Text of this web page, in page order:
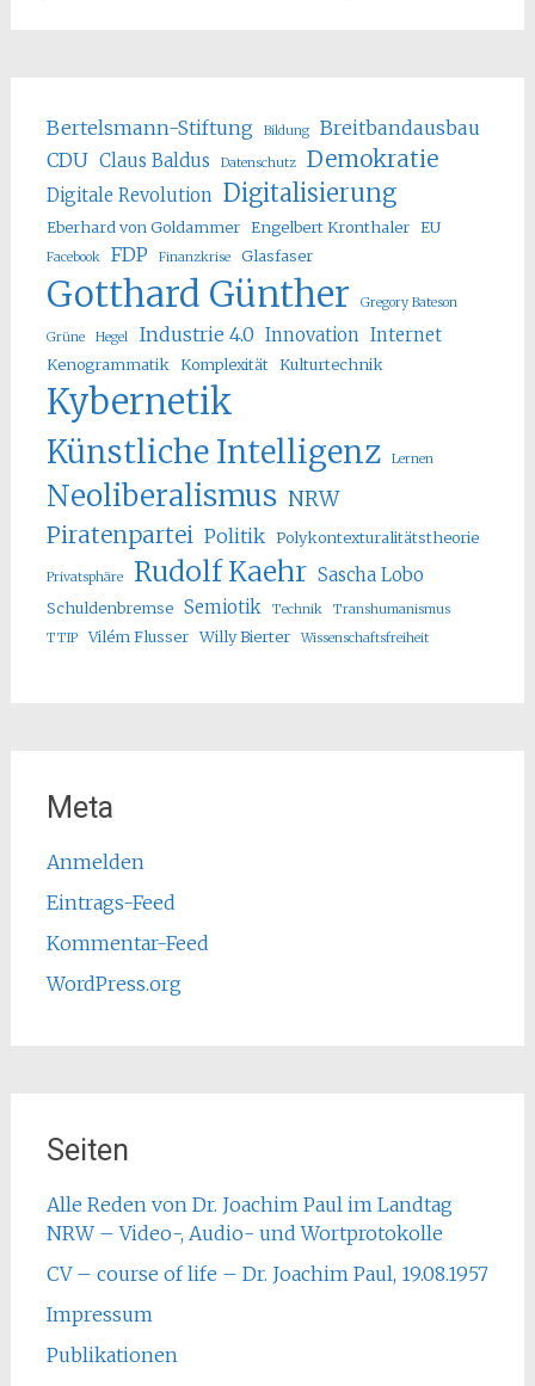
Bertelsmann-Stiftung Bildung
Breitbandausbau
CDU Claus Baldus Datenschutz Demokratie
Digitale Revolution Digitalisierung
Eberhard von Goldammer Engelbert Kronthaler EU
Facebook FDP Finanzkrise Glasfaser
Gotthard Günther Gregory Bateson
Grüne Hegel Industrie 4.0 Innovation Internet
Kenogrammatik Komplexität Kulturtechnik
Kybernetik
Künstliche Intelligenz Lernen
Neoliberalismus NRW
Piratenpartei Politik Polykontexturalitätstheorie
Privatsphäre Rudolf Kaehr Sascha Lobo
Schuldenbremse Semiotik Technik
Transhumanismus
TTIP
Vilém Flusser Willy Bierter Wissenschaftsfreiheit
Meta
Anmelden
Eintrags-Feed
Kommentar-Feed
WordPress.org
Seiten
Alle Reden von Dr. Joachim Paul im Landtag
NRW – Video-, Audio- und Wortprotokolle
CV – course of life – Dr. Joachim Paul, 19.08.1957
Impressum
Publikationen